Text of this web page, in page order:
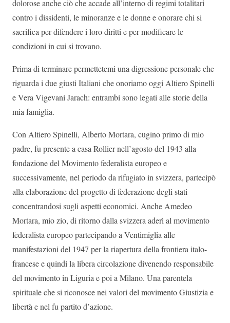
dolorose anche ciò che accade all’interno di regimi totalitari
contro i dissidenti, le minoranze e le donne e onorare chi si
sacrifica per difendere i loro diritti e per modificare le
condizioni in cui si trovano.
Prima di terminare permettetemi una digressione personale che
riguarda i due giusti Italiani che onoriamo oggi Altiero Spinelli
e Vera Vigevani Jarach: entrambi sono legati alle storie della
mia famiglia.
Con Altiero Spinelli, Alberto Mortara, cugino primo di mio
padre, fu presente a casa Rollier nell’agosto del 1943 alla
fondazione del Movimento federalista europeo e
successivamente, nel periodo da rifugiato in svizzera, partecipò
alla elaborazione del progetto di federazione degli stati
concentrandosi sugli aspetti economici. Anche Amedeo
Mortara, mio zio, di ritorno dalla svizzera aderì al movimento
federalista europeo partecipando a Ventimiglia alle
manifestazioni del 1947 per la riapertura della frontiera italo-
francese e quindi la libera circolazione divenendo responsabile
del movimento in Liguria e poi a Milano. Una parentela
spirituale che si riconosce nei valori del movimento Giustizia e
libertà e nel fu partito d’azione.